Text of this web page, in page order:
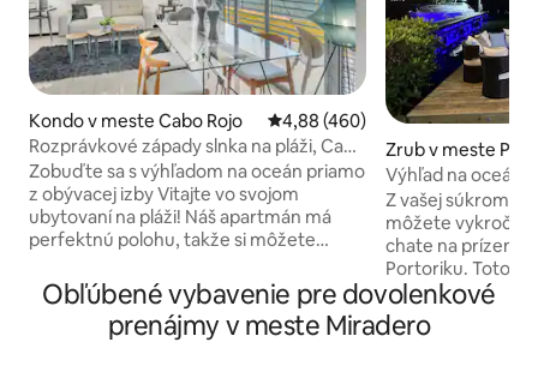
Kondo v meste Cabo Rojo Priemerné ohodnotenie 4,88 z
4,88 (460)
Rozprávkové západy slnka na pláži, Cabo
Rojo
Zobuďte sa s výhľadom na oceán priamo
z obývacej izby Vitajte vo svojom
ubytovaní na pláži! Náš apartmán má
perfektnú polohu, takže si môžete
západy slnka nad oceánom bez toho,
aby ste vôbec opustili apartmán. Všetko
potrebné na to, aby ste si pobyt užili, je
Zrub v meste
Výhľad na oceán,
doky, výhľad na
Z vašej
môžete vykročiť
chate na prízemí
Portoriku. Toto je
pre
prístupu k
rybolov a
Obľúbené vybavenie pre dovolenkové
prenájmy v meste Miradero